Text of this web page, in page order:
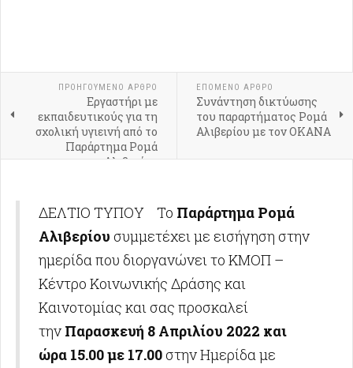
ΠΡΟΗΓΟΎΜΕΝΟ ΆΡΘΡΟ
Εργαστήρι με
εκπαιδευτικούς για τη
σχολική υγιεινή από το
Παράρτημα Ρομά
Αλιβερίου
ΕΠΌΜΕΝΟ ΆΡΘΡΟ
Συνάντηση δικτύωσης
του παραρτήματος Ρομά
Αλιβερίου με τον ΟΚΑΝΑ
ΔΕΛΤΙΟ ΤΥΠΟΥ Το Παράρτημα Ρομά
Αλιβερίου συμμετέχει με εισήγηση στην
ημερίδα που διοργανώνει το KMOΠ –
Κέντρο Κοινωνικής Δράσης και
Καινοτομίας και σας προσκαλεί
την Παρασκευή 8 Απριλίου 2022 και
ώρα 15.00 με 17.00στην Ημερίδα με